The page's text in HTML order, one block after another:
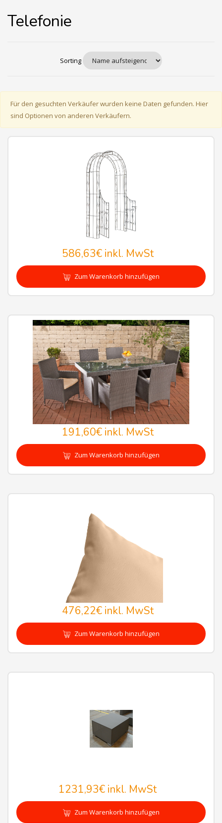
Telefonie
Sorting
Für den gesuchten Verkäufer wurden keine Daten gefunden. Hier
sind Optionen von anderen Verkäufern.
586,63€inkl. MwSt
Zum Warenkorb hinzufügen
191,60€inkl. MwSt
Zum Warenkorb hinzufügen
476,22€inkl. MwSt
Zum Warenkorb hinzufügen
1231,93€ inkl. MwSt
Zum Warenkorb hinzufügen